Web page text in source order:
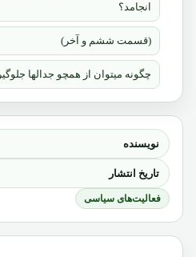
نویسنده
تاریخ انتشار
فعالیت‌های سیاسی
انجامد؟
(قسمت ششم و آخر)
چگونه میتوان از همچو جدالها